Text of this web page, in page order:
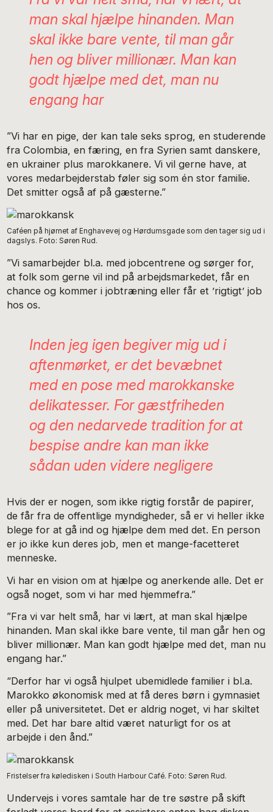
man skal hjælpe hinanden. Man
skal ikke bare vente, til man går
hen og bliver millionær. Man kan
godt hjælpe med det, man nu
engang har
”Vi har en pige, der kan tale seks sprog, en studerende
fra Colombia, en færing, en fra Syrien samt danskere,
en ukrainer plus marokkanere. Vi vil gerne have, at
vores medarbejderstab føler sig som én stor familie.
Det smitter også af på gæsterne.”
Caféen på hjørnet af Enghavevej og Hørdumsgade som den tager sig ud i
dagslys. Foto: Søren Rud.
”Vi samarbejder bl.a. med jobcentrene og sørger for,
at folk som gerne vil ind på arbejdsmarkedet, får en
chance og kommer i jobtræning eller får et ’rigtigt’ job
hos os.
Inden jeg igen begiver mig ud i
aftenmørket, er det bevæbnet
med en pose med marokkanske
delikatesser. For gæstfriheden
og den nedarvede tradition for at
bespise andre kan man ikke
sådan uden videre negligere
Hvis der er nogen, som ikke rigtig forstår de papirer,
de får fra de offentlige myndigheder, så er vi heller ikke
blege for at gå ind og hjælpe dem med det. En person
er jo ikke kun deres job, men et mange-facetteret
menneske.
Vi har en vision om at hjælpe og anerkende alle. Det er
også noget, som vi har med hjemmefra.”
”Fra vi var helt små, har vi lært, at man skal hjælpe
hinanden. Man skal ikke bare vente, til man går hen og
bliver millionær. Man kan godt hjælpe med det, man nu
engang har.”
“Derfor har vi også hjulpet ubemidlede familier i bl.a.
Marokko økonomisk med at få deres børn i gymnasiet
eller på universitetet. Det er aldrig noget, vi har skiltet
med. Det har bare altid været naturligt for os at
arbejde i den ånd.”
Fristelser fra køledisken i South Harbour Café. Foto: Søren Rud.
Undervejs i vores samtale har de tre søstre på skift